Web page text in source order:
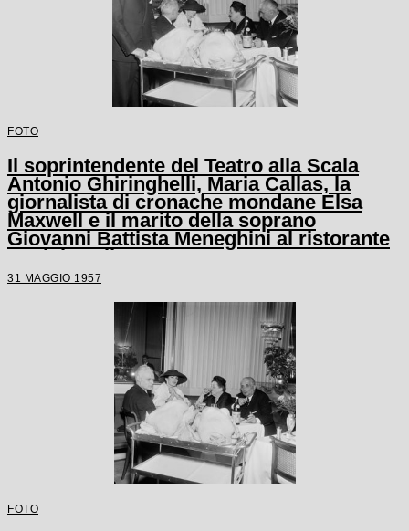
FOTO
Il soprintendente del Teatro alla Scala
Antonio Ghiringhelli, Maria Callas, la
giornalista di cronache mondane Elsa
Maxwell e il marito della soprano
Giovanni Battista Meneghini al ristorante
Savini a Milano
31 MAGGIO 1957
FOTO